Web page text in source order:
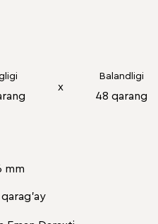
х
Balandligi
48 qarang
mm